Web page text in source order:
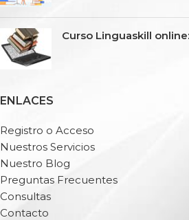
Curso Linguaskill
ENLACES
Registro o Acceso
Nuestros Servicios
Nuestro Blog
Preguntas Frecuentes
Consultas
Contacto